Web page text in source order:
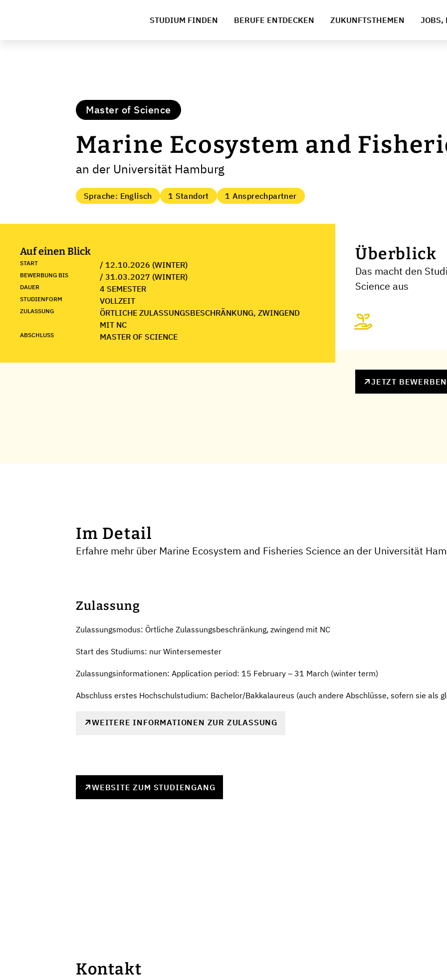
STUDIUM FINDEN BERUFE ENTDECKEN ZUKUNFTSTHEMEN JOBS,
Master of Science
Marine Ecosystem and
an der Universität Hamburg
Sprache: Englisch 1 Standort 1 Ansprechpartner
Auf einen Blick
START / 12.10.2026 (WINTER)
BEWERBUNG BIS / 31.03.2027 (WINTER)
DAUER 4 SEMESTER
STUDIENFORM VOLLZEIT
ZULASSUNG
ÖRTLICHE ZULASSUNGSBESCHRÄNKUNG, ZWINGEND
MIT NC
ABSCHLUSS MASTER OF SCIENCE
Überblick
Das macht den
Science aus
JETZT BEWERBEN
Im Detail
Erfahre mehr über Marine Ecosystem and Fisheries Science an der Universität
Zulassung
Zulassungsmodus: Örtliche Zulassungsbeschränkung, zwingend mit NC
Start des Studiums: nur Wintersemester
Zulassungsinformationen: Application period: 15 February – 31 March (winter term)
Abschluss erstes Hochschulstudium: Bachelor/Bakkalaureus (auch andere Abschlüsse, sofern sie als
WEITERE INFORMATIONEN ZUR ZULASSUNG
WEBSITE ZUM STUDIENGANG
Kontakt